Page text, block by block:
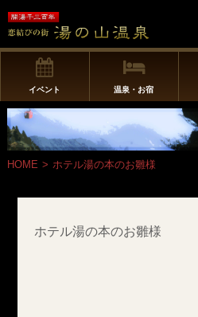
イベント 温泉・お宿
HOME > ホテル湯の本のお雛様
ホテル湯の本のお雛様